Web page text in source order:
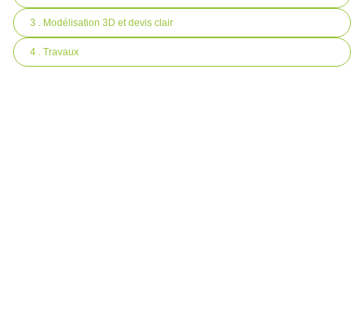
3 . Modélisation 3D et devis clair
4 . Travaux